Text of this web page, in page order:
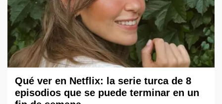
Qué ver en Netflix: la serie turca de 8
episodios que se puede terminar en un